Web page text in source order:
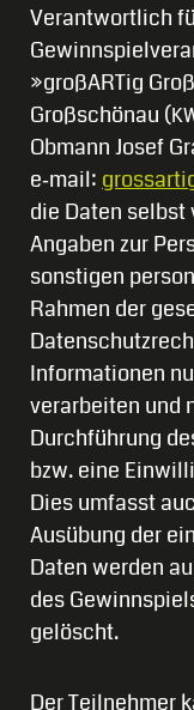
Verantwortlich
»großARTig
Großschönau (
Obmann Josef
e‑mail:
die Daten selbst
Angaben zur
sonstigen
Rahmen der
Informationen
verarbeiten und
Durchführung
bzw. eine
Dies umfasst
Ausübung der
Daten werden
des
gelöscht.
Der Teilnehmer